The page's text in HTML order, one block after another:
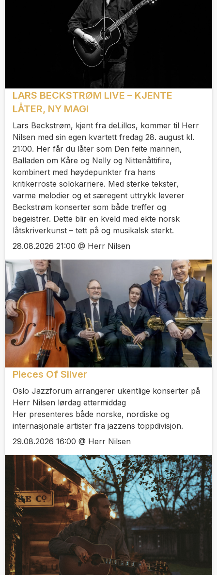
LARS BECKSTRØM LIVE – KJENTE
LÅTER, NY MAGI
Lars Beckstrøm, kjent fra deLillos, kommer til Herr
Nilsen med sin egen kvartett fredag 28. august kl.
21:00. Her får du låter som Den feite mannen,
Balladen om Kåre og Nelly og Nittenåttifire,
kombinert med høydepunkter fra hans
kritikerroste solokarriere. Med sterke tekster,
varme melodier og et særegent uttrykk leverer
Beckstrøm konserter som både treffer og
begeistrer. Dette blir en kveld med ekte norsk
låtskriverkunst – tett på og musikalsk sterkt.
28.08.2026 21:00 @ Herr Nilsen
Pieces Of Silver
Oslo Jazzforum arrangerer ukentlige konserter på
Herr Nilsen lørdag ettermiddag
Her presenteres både norske, nordiske og
internasjonale artister fra jazzens toppdivisjon.
29.08.2026 16:00 @ Herr Nilsen